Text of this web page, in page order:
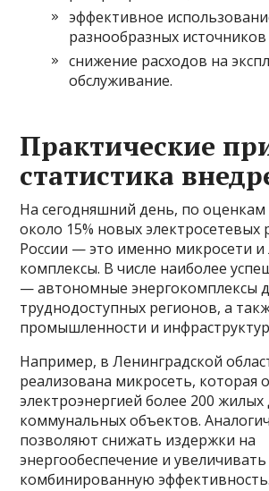
эффективное
разнообразных источников
снижение расходов на
обслуживание.
Практические
статистика
На сегодняшний день, по оценкам
около 15% новых
России — это именно микросети и
комплексы. В числе наиболее
— автономные энергокомплексы
труднодоступных регионов, а
промышленности и
Например, в Ленинградской
реализована микросеть, которая
электроэнергией более 200
коммунальных объектов.
позволяют снижать издержки на
энергообеспечение и увеличивать
комбинированную эффективность.